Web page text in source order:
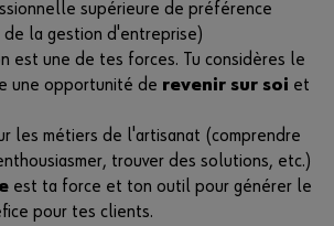
supérieure de préférence
de la gestion d'entreprise)
est une de tes forces. Tu considères le
une opportunité de revenir sur soi et
les métiers de l'artisanat (comprendre
trouver des solutions, etc.)
est ta force et ton outil pour générer le
pour tes clients.